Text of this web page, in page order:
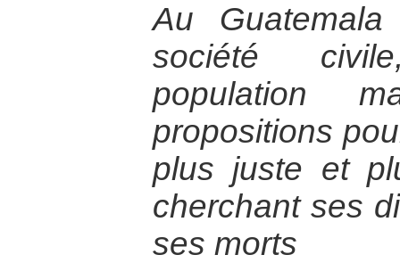
Au
société
population
propositions
plus juste et
cherchant ses
ses morts